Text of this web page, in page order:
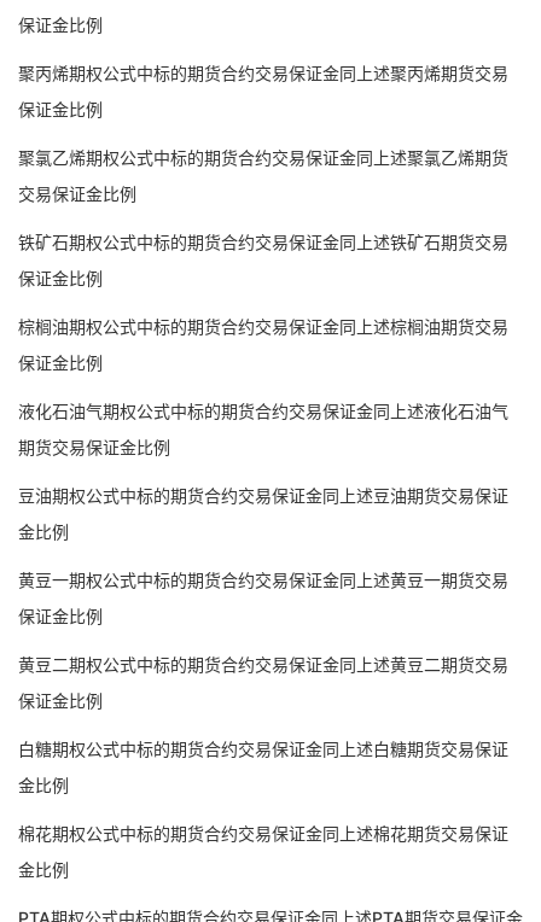
保证金比例
聚丙烯期权公式中标的期货合约交易保证金同上述聚丙烯期货交易
保证金比例
聚氯乙烯期权公式中标的期货合约交易保证金同上述聚氯乙烯期货
交易保证金比例
铁矿石期权公式中标的期货合约交易保证金同上述铁矿石期货交易
保证金比例
棕榈油期权公式中标的期货合约交易保证金同上述棕榈油期货交易
保证金比例
液化石油气期权公式中标的期货合约交易保证金同上述液化石油气
期货交易保证金比例
豆油期权公式中标的期货合约交易保证金同上述豆油期货交易保证
金比例
黄豆一期权公式中标的期货合约交易保证金同上述黄豆一期货交易
保证金比例
黄豆二期权公式中标的期货合约交易保证金同上述黄豆二期货交易
保证金比例
白糖期权公式中标的期货合约交易保证金同上述白糖期货交易保证
金比例
棉花期权公式中标的期货合约交易保证金同上述棉花期货交易保证
金比例
PTA期权公式中标的期货合约交易保证金同上述PTA期货交易保证金